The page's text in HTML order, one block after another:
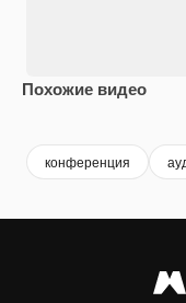
Похожие видео
конференция